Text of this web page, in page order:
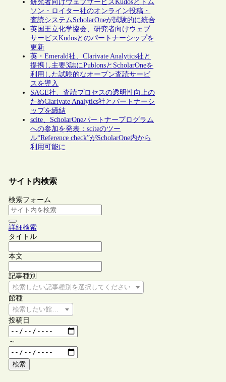
研究者向けウェブサービスKudosとトム
ソン・ロイター社のオンライン投稿・
査読システムScholarOneが試験的に統合
英国王立化学協会、研究者向けウェブ
サービスKudosとのパートナーシップを
更新
英・Emerald社、Clarivate Analytics社と
提携し主要3誌にPublonsとScholarOneを
利用した試験的なオープン査読サービ
スを導入
SAGE社、査読プロセスの透明性向上の
ためClarivate Analytics社とパートナーシ
ップを締結
scite、ScholarOneパートナープログラム
への参加を発表：sciteのツー
ル“Reference check”がScholarOne内から
利用可能に
サイト内検索
検索フォーム
詳細検索
タイトル
本文
記事種別
検索したい記事種別を選択してください
館種
検索したい館種を選択してください
投稿日
～
検索